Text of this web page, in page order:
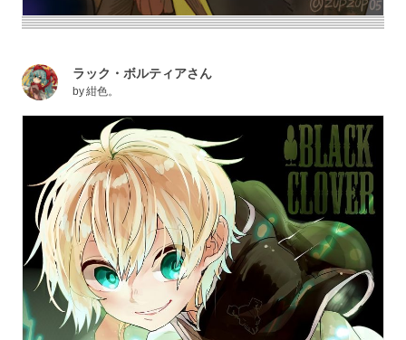
ラック・ボルティアさん
by紺色。